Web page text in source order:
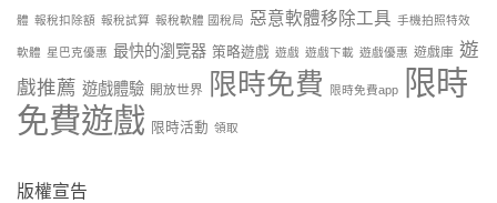
體 報稅扣除額 報稅試算 報稅軟體 國稅局 惡意軟體移除工具 手機拍照特效
軟體 星巴克優惠 最快的瀏覽器 策略遊戲 遊戲 遊戲下載 遊戲優惠 遊戲庫 遊
戲推薦 遊戲體驗 開放世界 限時免費 限時免費app
限時
免費遊戲 限時活動 領取
版權宣告